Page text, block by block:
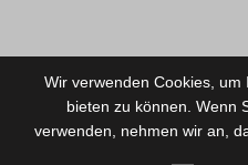
Wir verwenden Cookies,
bieten zu können. Wenn
verwenden, nehmen wir an,